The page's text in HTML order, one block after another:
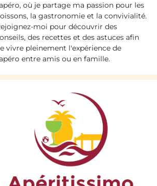
où je partage ma passion pour les
la gastronomie et la convivialité.
moi pour découvrir des
des recettes et des astuces afin
vivre pleinement l'expérience de
entre amis ou en famille.